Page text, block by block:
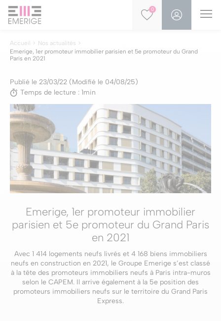
0
Accueil
Nos actualités
Emerige, 1er promoteur immobilier parisien et 5e promoteur du Grand
Paris en 2021
Publié le 23/03/22 (Modifié le 04/08/25)
Temps de lecture : 1min
Emerige, 1er promoteur immobilier
parisien et 5e promoteur du Grand Paris
en 2021
Avec 1 414 logements neufs livrés et 4 168 biens immobiliers
neufs en construction en 2021, le Groupe Emerige s’est classé
à la tête des promoteurs immobiliers neufs à Paris intra-muros
selon le CAPEM. Il arrive également à la 5e position des
promoteurs immobiliers neufs sur le territoire du Grand Paris
Express.